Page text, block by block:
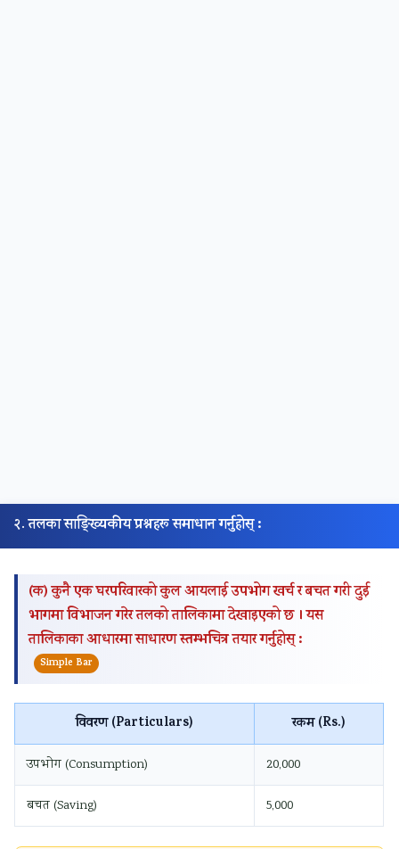
२. तलका साङ्ख्यिकीय प्रश्नहरू समाधान गर्नुहोस् :
(क) कुनै एक घरपरिवारको कुल आयलाई उपभोग खर्च र बचत गरी दुई
भागमा विभाजन गरेर तलको तालिकामा देखाइएको छ । यस
तालिकाका आधारमा साधारण स्तम्भचित्र तयार गर्नुहोस् :
Simple Bar
विवरण (Particulars) रकम (Rs.)
उपभोग (Consumption) 20,000
बचत (Saving) 5,000